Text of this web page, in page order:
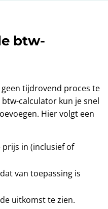
btw-
tijdrovend proces te
calculator kun je snel
Hier volgt een
in (inclusief of
van toepassing is
uitkomst te zien.